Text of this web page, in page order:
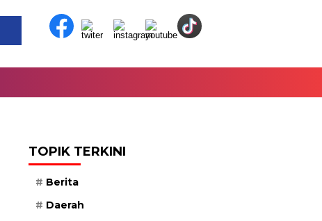
TOPIK TERKINI
Berita
Daerah